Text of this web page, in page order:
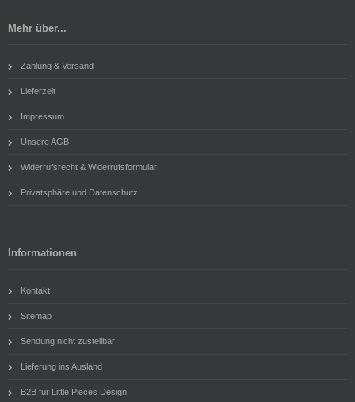
Mehr über...
Zahlung & Versand
Lieferzeit
Impressum
Unsere AGB
Widerrufsrecht & Widerrufsformular
Privatsphäre und Datenschutz
Informationen
Kontakt
Sitemap
Sendung nicht zustellbar
Lieferung ins Ausland
B2B für Little Pieces Design